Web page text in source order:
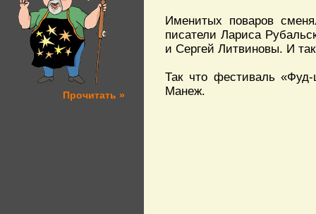
Прочитать »
Именитых поваров
писатели Лариса
и Сергей Литвиновы. И
Так что фестиваль
Манеж.